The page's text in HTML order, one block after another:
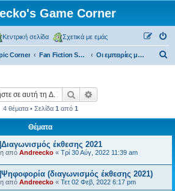
Game Corner
Κεντρική σελίδα Σχετικά με εμάς
Corner Fan Fiction Section Οι εμπειρίες μας
Αναζήτηση
4 θέματα • Σελίδα 1 από 1
Θέματα
έκθεσης 2021
από Andreecko « Τρί 30 Αύγ, 2022 11:39 am
(διαγωνισμός έκθεσης 2021)
από Andreecko « Τετ 02 Φεβ, 2022 6:17 pm